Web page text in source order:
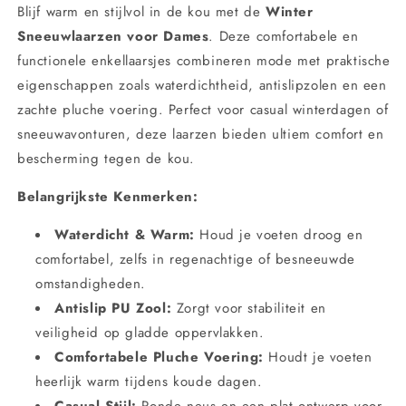
Enkellaarsjes
Pluche
Voering
Enkellaarsjes
Pluche
Voering
Blijf warm en stijlvol in de kou met de Winter
Sneeuwlaarzen voor Dames. Deze comfortabele en
functionele enkellaarsjes combineren mode met praktische
eigenschappen zoals waterdichtheid, antislipzolen en een
zachte pluche voering. Perfect voor casual winterdagen of
sneeuwavonturen, deze laarzen bieden ultiem comfort en
bescherming tegen de kou.
Belangrijkste Kenmerken:
Waterdicht & Warm: Houd je voeten droog en
comfortabel, zelfs in regenachtige of besneeuwde
omstandigheden.
Antislip PU Zool: Zorgt voor stabiliteit en
veiligheid op gladde oppervlakken.
Comfortabele Pluche Voering: Houdt je voeten
heerlijk warm tijdens koude dagen.